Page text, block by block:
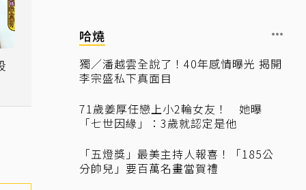
哈燒
獨／潘越雲全說了！40年感情曝光 揭開
李宗盛私下真面目
71歲姜厚任戀上小2輪女友！ 她曝
「七世因緣」：3歲就認定是他
「五燈獎」最美主持人報喜！「185公
分帥兒」要百萬名畫當賀禮